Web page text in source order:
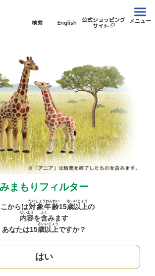
検索 English 公式ショッピング
サイト
メニュー
みまもりフィルター
からは対象年齢
たいしょうねんれい
15歳
さい
以上
いじょう
の
内容
ないよう
を含
ふく
みます
あなたは15歳
さい
以上
いじょう
ですか？
はい